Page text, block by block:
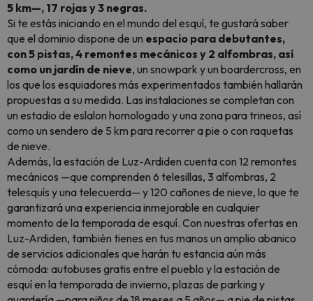
5 km—, 17 rojas y 3 negras.
Si te estás iniciando en el mundo del esquí, te gustará saber
que el dominio dispone de un espacio para debutantes,
con 5 pistas, 4 remontes mecánicos y 2 alfombras, así
como un jardín de nieve, un snowpark y un boardercross, en
los que los esquiadores más experimentados también hallarán
propuestas a su medida. Las instalaciones se completan con
un estadio de eslalon homologado y una zona para trineos, así
como un sendero de 5 km para recorrer a pie o con raquetas
de nieve.
Además, la estación de Luz-Ardiden cuenta con 12 remontes
mecánicos —que comprenden 6 telesillas, 3 alfombras, 2
telesquís y una telecuerda— y 120 cañones de nieve, lo que te
garantizará una experiencia inmejorable en cualquier
momento de la temporada de esquí. Con nuestras ofertas en
Luz-Ardiden, también tienes en tus manos un amplio abanico
de servicios adicionales que harán tu estancia aún más
cómoda: autobuses gratis entre el pueblo y la estación de
esquí en la temporada de invierno, plazas de parking y